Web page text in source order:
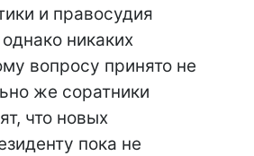
и правосудия
никаких
вопросу принято не
же соратники
что новых
пока не